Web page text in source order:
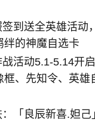
到送全英雄活动
绊的神魔自选卡
活动5.1-5.14开
框、先知令、英雄
「良辰新喜.妲己